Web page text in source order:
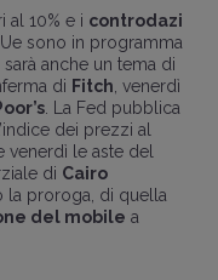
al 10% e i controdazi
sono in programma
anche un tema di
di Fitch , venerdì
. La Fed pubblica
dei prezzi al
venerdì le aste del
di Cairo
la proroga, di quella
del mobile a